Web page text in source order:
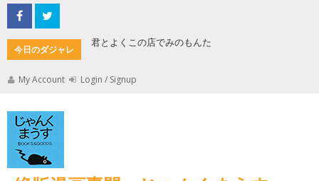
Skip
to
content
今日のダジャレ
君とよくこの店でみのもんた
My Account Login / Signup